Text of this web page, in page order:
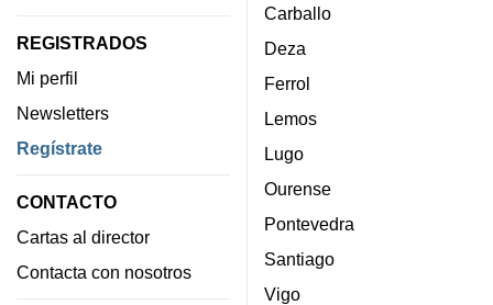
REGISTRADOS
Mi perfil
Newsletters
Regístrate
CONTACTO
Cartas al director
Contacta con nosotros
Carballo
Deza
Ferrol
Lemos
Lugo
Ourense
Pontevedra
Santiago
Vigo